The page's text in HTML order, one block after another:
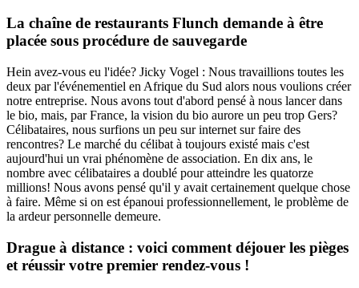
La chaîne de restaurants Flunch demande à être
placée sous procédure de sauvegarde
Hein avez-vous eu l'idée? Jicky Vogel : Nous travaillions toutes les
deux par l'événementiel en Afrique du Sud alors nous voulions créer
notre entreprise. Nous avons tout d'abord pensé à nous lancer dans
le bio, mais, par France, la vision du bio aurore un peu trop Gers?
Célibataires, nous surfions un peu sur internet sur faire des
rencontres? Le marché du célibat à toujours existé mais c'est
aujourd'hui un vrai phénomène de association. En dix ans, le
nombre avec célibataires a doublé pour atteindre les quatorze
millions! Nous avons pensé qu'il y avait certainement quelque chose
à faire. Même si on est épanoui professionnellement, le problème de
la ardeur personnelle demeure.
Drague à distance : voici comment déjouer les pièges
et réussir votre premier rendez-vous !